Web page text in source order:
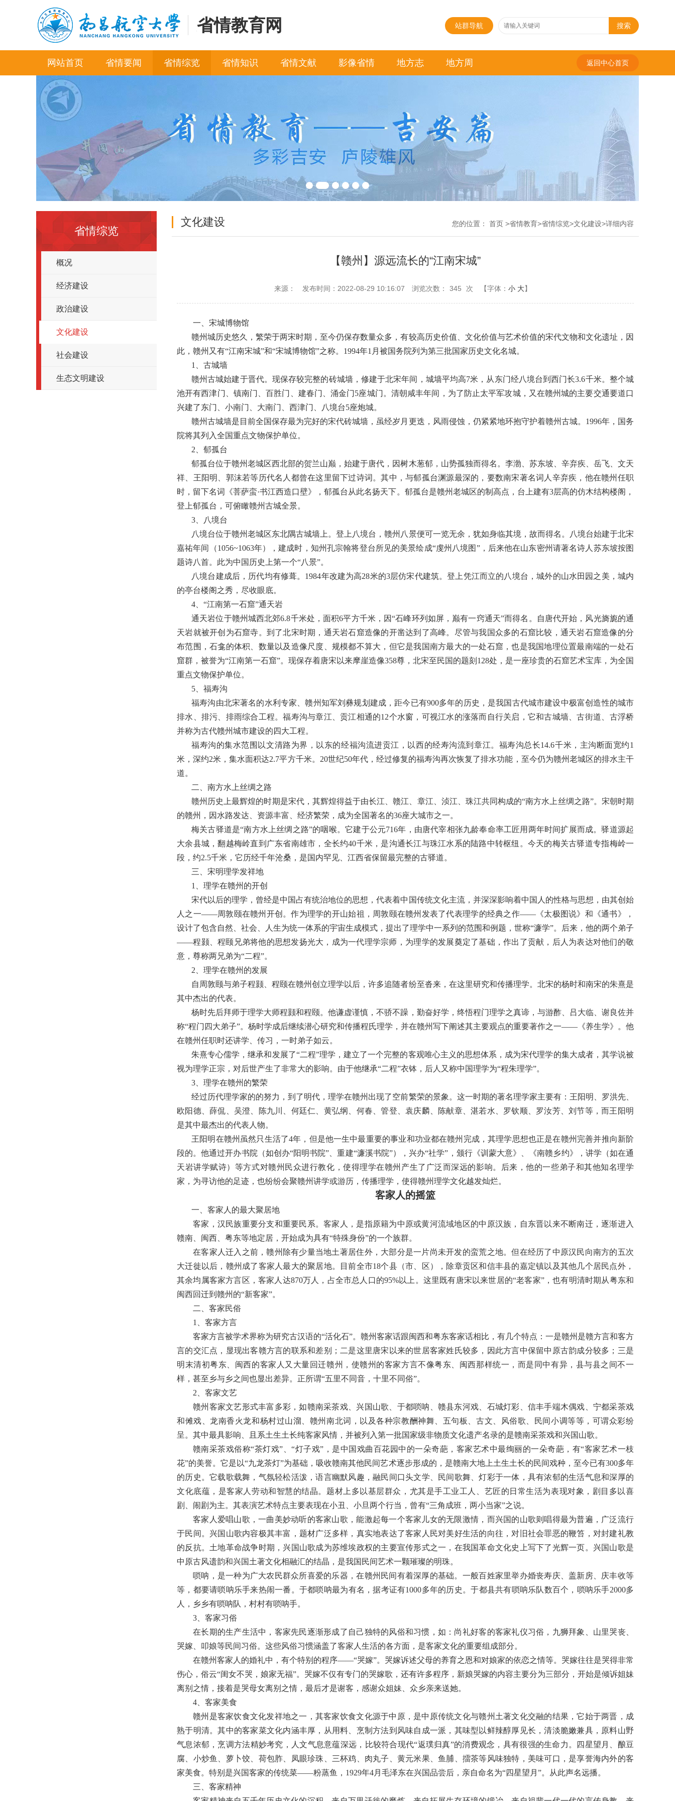
省情教育网 站群导航 搜索
网站首页 省情要闻 省情综览 省情知识 省情文献 影像省情 地方志 地方周 返回中心首页
省情综览
概况
经济建设
政治建设
文化建设
社会建设
生态文明建设
您的位置： 首页 >省情教育>省情综览>文化建设>详细内容
文化建设
【赣州】源远流长的“江南宋城”
来源： 发布时间：2022-08-29 10:16:07 浏览次数： 345 次 【字体： 小 大】
一、宋城博物馆
赣州城历史悠久，繁荣于两宋时期，至今仍保存数量众多，有较高历史价值、文化价值与艺术价值的宋代文物和文化遗址，因
此，赣州又有“江南宋城”和“宋城博物馆”之称。 1994年1 月被国务院列为第三批国家历史文化名城。
1
、古城墙
赣州古城始建于晋代。现保存较完整的砖城墙，修建于北宋年间，城墙平均高7米，从东门经八境台到西门长3.6千米。整个城
池开有西津门、镇南门、百胜门、建春门、涌金门5座城门。清朝咸丰年间，为了防止太平军攻城，又在赣州城的主要交通要道口
兴建了东门、小南门、大南门、西津门、八境台5座炮城。
赣州古城墙是目前全国保存最为完好的宋代砖城墙，虽经岁月更迭，风雨侵蚀，仍紧紧地环抱守护着赣州古城。 1996年，国务
院将其列入全国重点文物保护单位。
2 、郁孤台
郁孤台位于赣州老城区西北部的贺兰山巅，始建于唐代，因树木葱郁，山势孤独而得名。李渤、苏东坡、辛弃疾、岳飞、文天
祥、王阳明、郭沫若等历代名人都曾在这里留下过诗词。其中，与郁孤台渊源最深的，要数南宋著名词人辛弃疾，他在赣州任职
时，留下名词《菩萨蛮·书江西造口壁》，郁孤台从此名扬天下。郁孤台是赣州老城区的制高点，台上建有3层高的仿木结构楼阁，
登上郁孤台，可俯瞰赣州古城全景。
3 、八境台
八境台位于赣州老城区东北隅古城墙上。登上八境台，赣州八景便可一览无余，犹如身临其境，故而得名。八境台始建于北宋
嘉祐年间（1056~1063年），建成时，知州孔宗翰将登台所见的美景绘成“虔州八境图 ”，后来他在山东密州请著名诗人苏东坡按图
题诗八首。此为中国历史上第一个“八景”。
八境台建成后，历代均有修葺。 1984年改建为高28米的3层仿宋代建筑。登上凭江而立的八境台，城外的山水田园之美，城内
的亭台楼阁之秀，尽收眼底。
4
“江南第一石窟”通天岩
通天岩位于赣州城西北郊6.8千米处，面积6平方千米，因“石峰环列如屏，巅有一窍通天”而得名。自唐代开始，风光旖旎的通
天岩就被开创为石窟寺。到了北宋时期，通天岩石窟造像的开凿达到了高峰。尽管与我国众多的石窟比较，通天岩石窟造像的分
布范围，石龛的体积、数量以及造像尺度、规模都不算大，但它是我国南方最大的一处石窟，也是我国地理位置最南端的一处石
窟群，被誉为“江南第一石窟”。现保存着唐宋以来摩崖造像358尊，北宋至民国的题刻 128处，是一座珍贵的石窟艺术宝库，为全国
重点文物保护单位。
5 、福寿沟
福寿沟由北宋著名的水利专家、赣州知军刘彝规划建成，距今已有900多年的历史，是我国古代城市建设中极富创造性的城市
排水、排污、排雨综合工程。福寿沟与章江、贡江相通的12个水窗，可视江水的涨落而自行关启，它和古城墙、古街道、古浮桥
并称为古代赣州城市建设的四大工程。
福寿沟的集水范围以文清路为界，以东的经福沟流进贡江，以西的经寿沟流到章江。福寿沟总长14.6千米，主沟断面宽约1
米，深约2米，集水面积达2.7平方千米。 20世纪50年代，经过修复的福寿沟再次恢复了排水功能，至今仍为赣州老城区的排水主干
道。
二、南方水上丝绸之路
赣州历史上最辉煌的时期是宋代，其辉煌得益于由长江、赣江、章江、浈江、珠江共同构成的“南方水上丝绸之路”。宋朝时期
的赣州，因水路发达、资源丰富、经济繁荣，成为全国著名的36座大城市之一。
梅关古驿道是“南方水上丝绸之路”的咽喉。它建于公元716年，由唐代宰相张九龄奉命率工匠用两年时间扩展而成。驿道源起
大余县城，翻越梅岭直到广东省南雄市，全长约40千米，是沟通长江与珠江水系的陆路中转枢纽。今天的梅关古驿道专指梅岭一
段，约2.5千米，它历经千年沧桑，是国内罕见、江西省保留最完整的古驿道。
三、宋明理学发祥地
1
、理学在赣州的开创
宋代以后的理学，曾经是中国占有统治地位的思想，代表着中国传统文化主流，并深深影响着中国人的性格与思想，由其创始
人之一——周敦颐在赣州开创。作为理学的开山始祖，周敦颐在赣州发表了代表理学的经典之作——《太极图说》和《通书》，
设计了包含自然、社会、人生为统一体系的宇宙生成模式，提出了理学中一系列的范围和例题，世称“濂学”。后来，他的两个弟子
——程颢、程颐兄弟将他的思想发扬光大，成为一代理学宗师，为理学的发展奠定了基础，作出了贡献，后人为表达对他们的敬
意，尊称两兄弟为“二程”。
2 、理学在赣州的发展
自周敦颐与弟子程颢、程颐在赣州创立理学以后，许多追随者纷至沓来，在这里研究和传播理学。北宋的杨时和南宋的朱熹是
其中杰出的代表。
杨时先后拜师于理学大师程颢和程颐。他谦虚谨慎，不骄不躁，勤奋好学，终悟程门理学之真谛，与游酢、吕大临、谢良佐并
称“程门四大弟子”。杨时学成后继续潜心研究和传播程氏理学，并在赣州写下阐述其主要观点的重要著作之一—— 《养生学》。他
在赣州任职时还讲学、传习，一时弟子如云。
朱熹专心儒学，继承和发展了“二程”理学，建立了一个完整的客观唯心主义的思想体系，成为宋代理学的集大成者，其学说被
视为理学正宗，对后世产生了非常大的影响。由于他继承“二程”衣钵，后人又称中国理学为“程朱理学”。
3 、理学在赣州的繁荣
经过历代理学家的的努力，到了明代，理学在赣州出现了空前繁荣的景象。这一时期的著名理学家主要有：王阳明、罗洪先、
欧阳德、薛侃、吴澄、陈九川、何廷仁、黄弘纲、何春、管登、袁庆麟、陈献章、湛若水、罗钦顺、罗汝芳、刘节等，而王阳明
是其中最杰出的代表人物。
王阳明在赣州虽然只生活了4年，但是他一生中最重要的事业和功业都在赣州完成，其理学思想也正是在赣州完善并推向新阶
段的。他通过开办书院（如创办“阳明书院” 、重建“濂溪书院”），兴办“社学” ，颁行《训蒙大意》、《南赣乡约》，讲学（如在通
天岩讲学赋诗）等方式对赣州民众进行教化，使得理学在赣州产生了广泛而深远的影响。后来，他的一些弟子和其他知名理学
家，为寻访他的足迹，也纷纷会聚赣州讲学或游历，传播理学，使得赣州理学文化越发灿烂。
客家人的摇篮
一、客家人的最大聚居地
客家，汉民族重要分支和重要民系。客家人，是指原籍为中原或黄河流域地区的中原汉族，自东晋以来不断南迁，逐渐进入
赣南、闽西、粤东等地定居，开始成为具有“特殊身份”的一个族群。
在客家人迁入之前，赣州除有少量当地土著居住外，大部分是一片尚未开发的蛮荒之地。但在经历了中原汉民向南方的五次
大迁徙以后，赣州成了客家人最大的聚居地。目前全市18个县（市、区），除章贡区和信丰县的嘉定镇以及其他几个居民点外，
其余均属客家方言区，客家人达870万人，占全市总人口的95%以上。这里既有唐宋以来世居的“老客家”，也有明清时期从粤东和
闽西回迁到赣州的“新客家”。
二、客家民俗
1
、客家方言
客家方言被学术界称为研究古汉语的“活化石”。赣州客家话跟闽西和粤东客家话相比，有几个特点：一是赣州是赣方言和客方
言的交汇点，显现出客赣方言的联系和差别；二是这里唐宋以来的世居客家姓氏较多，因此方言中保留中原古韵成分较多；三是
明末清初粤东、闽西的客家人又大量回迁赣州，使赣州的客家方言不像粤东、闽西那样统一，而是同中有异，县与县之间不一
样，甚至乡与乡之间也显出差异。正所谓“五里不同音，十里不同俗”。
2 、客家文艺
赣州客家文艺形式丰富多彩，如赣南采茶戏、兴国山歌、于都唢呐、赣县东河戏、石城灯彩、信丰手端木偶戏、宁都采茶戏
和傩戏、龙南香火龙和杨村过山溜、赣州南北词，以及各种宗教酬神舞、五句板、古文、风俗歌、民间小调等等，可谓众彩纷
呈。其中最具影响、且系土生土长纯客家风情，并被列入第一批国家级非物质文化遗产名录的是赣南采茶戏和兴国山歌。
赣南采茶戏俗称“茶灯戏” 、“灯子戏” ，是中国戏曲百花园中的一朵奇葩，客家艺术中最绚丽的一朵奇葩，有“客家艺术一枝
花”的美誉。它是以“九龙茶灯”为基础，吸收赣南其他民间艺术逐步形成的，是赣南大地上土生土长的民间戏种，至今已有300多年
的历史。它载歌载舞，气氛轻松活泼，语言幽默风趣，融民间口头文学、民间歌舞、灯彩于一体，具有浓郁的生活气息和深厚的
文化底蕴，是客家人劳动和智慧的结晶。题材上多以基层群众，尤其是手工业工人、艺匠的日常生活为表现对象，剧目多以喜
剧、闹剧为主。其表演艺术特点主要表现在小丑、小旦两个行当，曾有“三角成班，两小当家”之说。
客家人爱唱山歌，一曲美妙动听的客家山歌，能激起每一个客家儿女的无限激情，而兴国的山歌则唱得最为普遍，广泛流行
于民间。兴国山歌内容极其丰富，题材广泛多样，真实地表达了客家人民对美好生活的向往，对旧社会罪恶的鞭笞，对封建礼教
的反抗。土地革命战争时期，兴国山歌成为苏维埃政权的主要宣传形式之一，在我国革命文化史上写下了光辉一页。兴国山歌是
中原古风遗韵和兴国土著文化相融汇的结晶，是我国民间艺术一颗璀璨的明珠。
唢呐，是一种为广大农民群众所喜爱的乐器，在赣州民间有着深厚的基础。一般百姓家里举办婚丧寿庆、盖新房、庆丰收等
等，都要请唢呐乐手来热闹一番。于都唢呐最为有名，据考证有1000多年的历史。于都县共有唢呐乐队数百个，唢呐乐手2000多
人，乡乡有唢呐队，村村有唢呐手。
3 、客家习俗
在长期的生产生活中，客家先民逐渐形成了自己独特的风俗和习惯，如：尚礼好客的客家礼仪习俗，九狮拜象、山里哭丧、
哭嫁、叩娘等民间习俗。这些风俗习惯涵盖了客家人生活的各方面，是客家文化的重要组成部分。
在赣州客家人的婚礼中，有个特别的程序——“哭嫁”。哭嫁诉述父母的养育之恩和对娘家的依恋之情等。哭嫁往往是哭得非常
伤心，俗云“闺女不哭，娘家无福”。哭嫁不仅有专门的哭嫁歌，还有许多程序，新娘哭嫁的内容主要分为三部分，开始是倾诉姐妹
离别之情，接着是哭母女离别之情，最后才是谢客，感谢众姐妹、众乡亲来送她。
4 、客家美食
赣州是客家饮食文化发祥地之一，其客家饮食文化源于中原，是中原传统文化与赣州土著文化交融的结果，它始于两晋，成
熟于明清。其中的客家菜文化内涵丰厚，从用料、烹制方法到风味自成一派，其味型以鲜辣醇厚见长，清淡脆嫩兼具，原料山野
气息浓郁，烹调方法精妙考究，人文气息意蕴深远，比较符合现代“返璞归真”的消费观念，具有很强的生命力。四星望月、酿豆
腐、小炒鱼、萝卜饺、荷包胙、凤眼珍珠、三杯鸡、肉丸子、黄元米果、鱼脯、擂茶等风味独特，美味可口，是享誉海内外的客
家美食。特别是兴国客家的传统菜——粉蒸鱼， 1929年4月毛泽东在兴国品尝后，亲自命名为“四星望月”。从此声名远播。
三、客家精神